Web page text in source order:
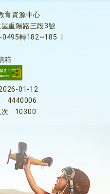
育資源中心
重陽路三段3號
0495轉182~185
箱
01-12
4440006
10300